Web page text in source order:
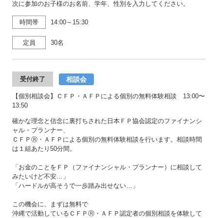
次に参加のお子様のお名前、学年、性別を入力してください。
時間帯 14:00～15:30
定員 30名
受付終了 相談会
【個別相談会】ＣＦＰ・ＡＦＰによる個別の無料体験相談 13:00〜
13:50
確かな理念と信念に裏打ちされた日本ＦＰ協会認定のファイナンシ
ャル・プランナー、
ＣＦＰⓇ・ＡＦＰによる個別の無料体験相談を行います。相談時間
は１組あたり50分間。
「お金のことをＦＰ（ファイナンシャル・プランナー）に相談して
みたいけど不安…」
「ハードルが高そうで一歩踏み出せない…」
この機会に、まずは無料で
沖縄で活動しているＣＦＰⓇ・ＡＦＰ認定者の個別相談を体験して